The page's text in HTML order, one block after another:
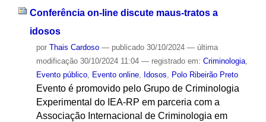
Conferência on-line discute maus-tratos a
idosos
por Thais Cardoso — publicado30/10/2024 — última
modificação30/10/2024 11:04 — registrado em: Criminologia,
Evento público, Evento online, Idosos, Polo Ribeirão Preto
Evento é promovido pelo Grupo de Criminologia
Experimental do IEA-RP em parceria com a
Associação Internacional de Criminologia em